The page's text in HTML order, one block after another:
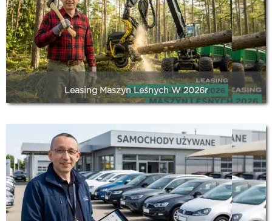
NBP), EURIBOR 1M (~2,37%) niemal trzykrotnie niższy od
WIBOR 1M (~5,85%) oraz kurs EUR/PLN utrzymujący się w
przedziale 4,15–4,35.
Czytaj dalej...
Leasing Maszyn Leśnych W 2026r
Praktyczny poradnik leasingu maszyn leśnych w 2026 roku.
Krok po kroku wyjaśnia, jak sfinansować nowy lub używany
harvester i forwarder, jakie maszyny można leasingować, czym
różni się leasing operacyjny od finansowego, jak
zminimalizować wkład własny, jakie warunki są realne na rynku,
jakie błędy popełniają najczęściej firmy leśne oraz jak wygląda
proces finansowania z pomocą wyspecjalizowanego pośrednika
leasingowego. Data publikacji: 2026-04-16. Tagi: leasing maszyn